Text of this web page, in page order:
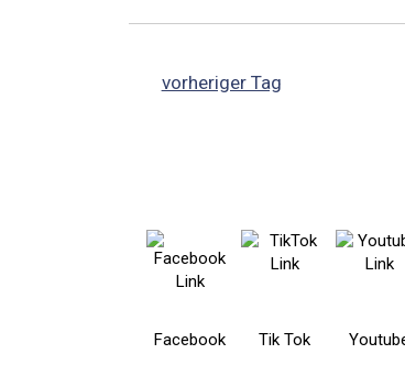
vorheriger Tag
Facebook Tik Tok